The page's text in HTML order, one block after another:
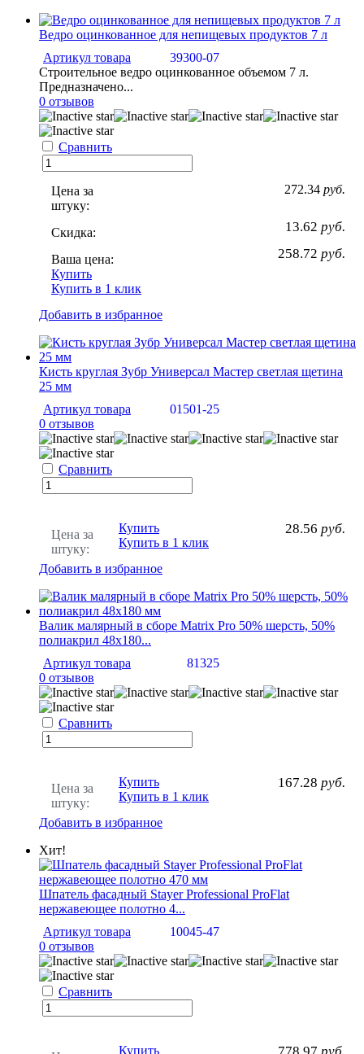
Ведро оцинкованное для непищевых продуктов 7 л
Артикул товара
39300-07
Строительное ведро оцинкованное объемом 7 л.
Предназначено...
0 отзывов
Сравнить
Цена за
штуку:
272.34 руб.
Скидка: 13.62 руб.
Ваша цена: 258.72 руб.
Купить
Купить в 1 клик
Добавить в избранное
Кисть круглая Зубр Универсал Мастер светлая щетина
25 мм
Артикул товара
01501-25
0 отзывов
Сравнить
Цена за
штуку:
28.56 руб.
Купить
Купить в 1 клик
Добавить в избранное
Валик малярный в сборе Matrix Pro 50% шерсть, 50%
полиакрил 48х180...
Артикул товара
81325
0 отзывов
Сравнить
Цена за
штуку:
167.28 руб.
Купить
Купить в 1 клик
Добавить в избранное
Хит!
Шпатель фасадный Stayer Professional ProFlat
нержавеющее полотно 4...
Артикул товара
10045-47
0 отзывов
Сравнить
778.97 руб.
Купить